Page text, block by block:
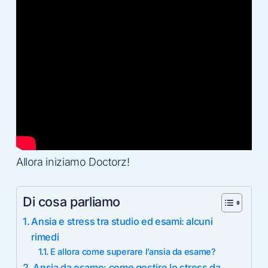
Allora iniziamo Doctorz!
Di cosa parliamo
Ansia e stress tra studio ed esami: alcuni
rimedi
E allora come superare l’ansia da esame?